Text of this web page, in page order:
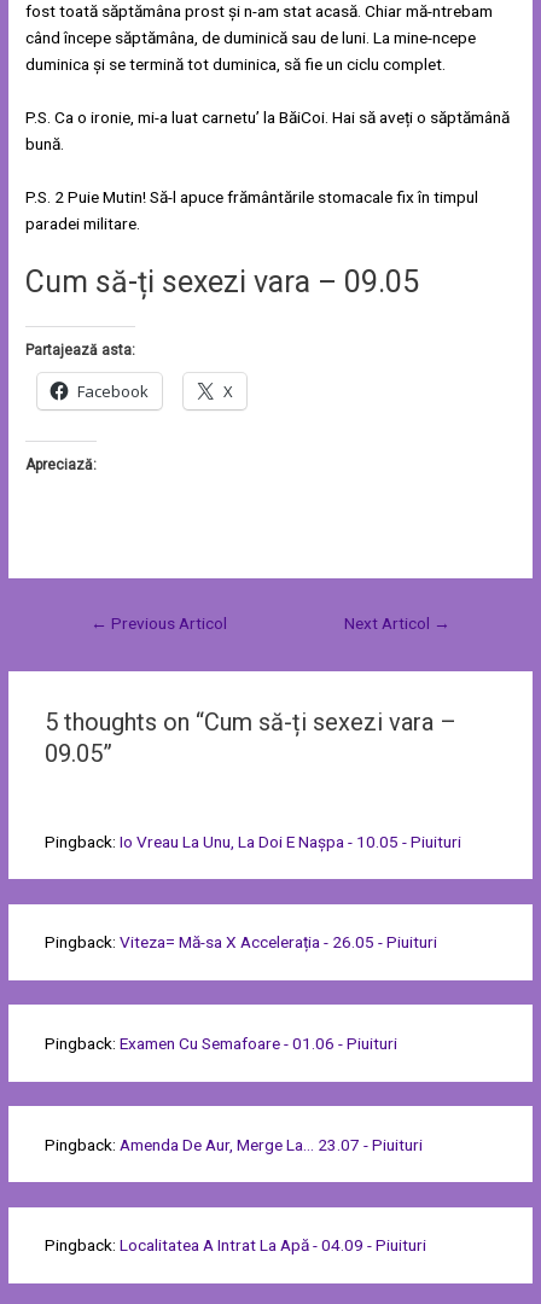
fost toată săptămâna prost și n-am stat acasă. Chiar mă-ntrebam
când începe săptămâna, de duminică sau de luni. La mine-ncepe
duminica și se termină tot duminica, să fie un ciclu complet.
P.S. Ca o ironie, mi-a luat carnetu’ la BăiCoi. Hai să aveți o săptămână
bună.
P.S. 2 Puie Mutin! Să-l apuce frământările stomacale fix în timpul
paradei militare.
Cum să-ți sexezi vara – 09.05
Partajează asta:
Facebook X
Apreciază:
← Previous Articol Next Articol →
5 thoughts on “Cum să-ți sexezi vara –
09.05”
Pingback: Io Vreau La Unu, La Doi E Nașpa - 10.05 - Piuituri
Pingback: Viteza= Mă-sa X Accelerația - 26.05 - Piuituri
Pingback: Examen Cu Semafoare - 01.06 - Piuituri
Pingback: Amenda De Aur, Merge La... 23.07 - Piuituri
Pingback: Localitatea A Intrat La Apă - 04.09 - Piuituri